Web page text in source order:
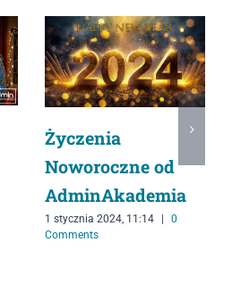
Życzenia
Noworoczne od
AdminAkademia
1 stycznia 2024, 11:14
0
Comments